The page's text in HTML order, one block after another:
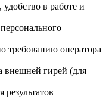
в работе и
требованию оператора
внешней гирей (для